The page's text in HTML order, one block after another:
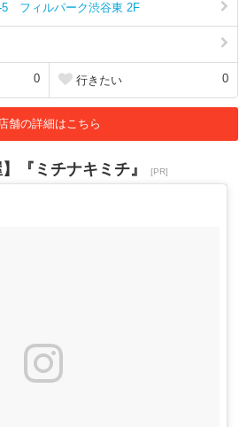
5 フィルパーク渋谷東 2F
0 行きたい 0
舗の詳細はこちら
『ミチナキミチ』 [PR]